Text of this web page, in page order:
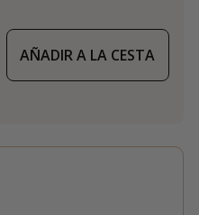
AÑADIR A LA CESTA